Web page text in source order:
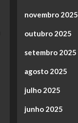
novembro 2025
outubro 2025
setembro 2025
agosto 2025
julho 2025
junho 2025